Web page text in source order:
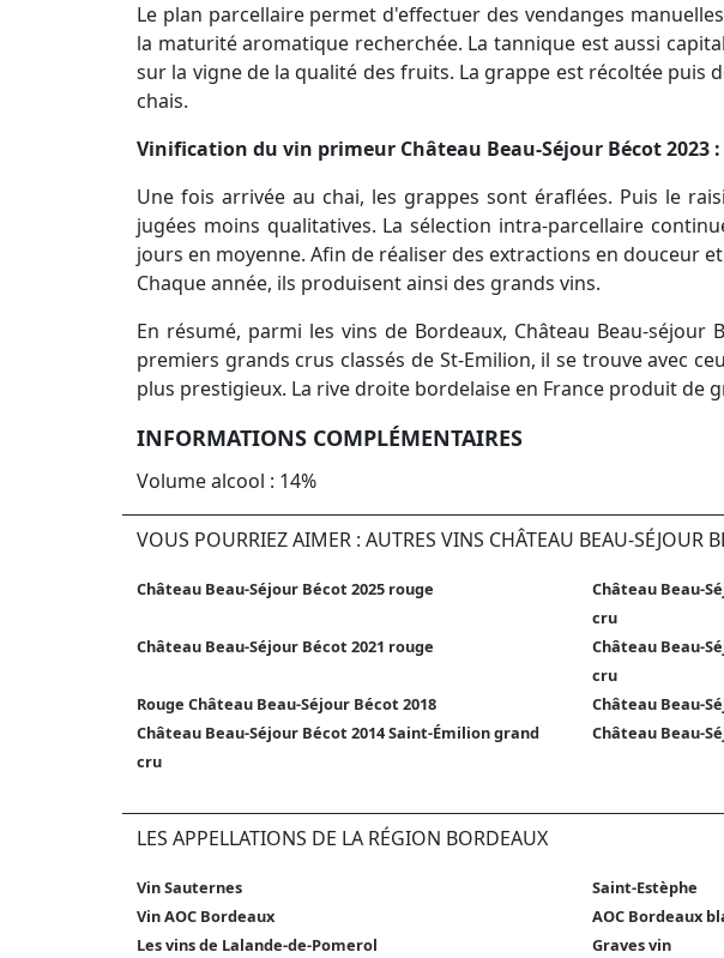
Le plan parcellaire permet d'effectuer des vendanges
la maturité aromatique recherchée. La tannique est aussi
sur la vigne de la qualité des fruits. La grappe est récoltée
chais.
Vinification du vin primeur Château Beau-Séjour Bécot 2023 :
Une fois arrivée au chai, les grappes sont éraflées. Puis le
jugées moins qualitatives. La sélection intra-parcellaire
jours en moyenne. Afin de réaliser des extractions en douceur
Chaque année, ils produisent ainsi des grands vins.
En résumé, parmi les vins de Bordeaux, Château Beau-
premiers grands crus classés de St-Emilion, il se trouve avec
plus prestigieux. La rive droite bordelaise en France produit de
INFORMATIONS COMPLÉMENTAIRES
Volume alcool : 14%
VOUS POURRIEZ AIMER : AUTRES VINS CHÂTEAU BEAU-SÉJOUR
Château Beau-Séjour Bécot 2025 rouge
Château Beau-
cru
Château Beau-Séjour Bécot 2021 rouge
Château Beau-
cru
Rouge Château Beau-Séjour Bécot 2018
Château Beau-
Château Beau-Séjour Bécot 2014 Saint-Émilion grand
cru
Château Beau-
LES APPELLATIONS DE LA RÉGION BORDEAUX
Vin Sauternes Saint-Estèphe
Vin AOC Bordeaux
AOC Bordeaux
Les vins de Lalande-de-Pomerol
Graves vin